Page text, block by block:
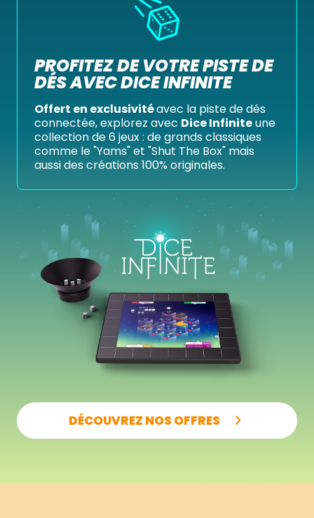
PROFITEZ DE VOTRE PISTE DE
DÉS AVEC DICE INFINITE
Offert en exclusivitéavec la piste de dés
connectée, explorez avec Dice Infiniteune
collection de 6 jeux : de grands classiques
comme le "Yams" et "Shut The Box" mais
aussi des créations 100% originales.
DÉCOUVREZ NOS OFFRES